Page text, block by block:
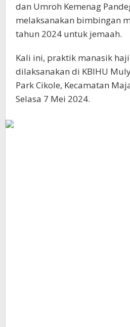
dan Umroh Kemenag
melaksanakan bimbingan
tahun 2024 untuk jemaah.
Kali ini, praktik manasik
dilaksanakan di KBIHU
Park Cikole, Kecamatan
Selasa 7 Mei 2024.